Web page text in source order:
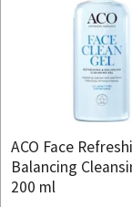
ACO Face
Balancing
200 ml